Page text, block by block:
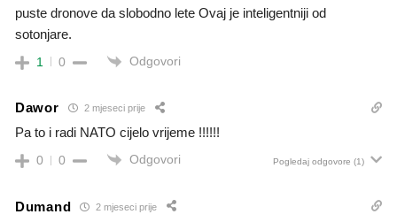
puste dronove da slobodno lete Ovaj je inteligentniji od
sotonjare.
1 0 Odgovori
Dawor 2 mjeseci prije
Pa to i radi NATO cijelo vrijeme !!!!!!
0 0 Odgovori Pogledaj odgovore (1)
Dumand 2 mjeseci prije